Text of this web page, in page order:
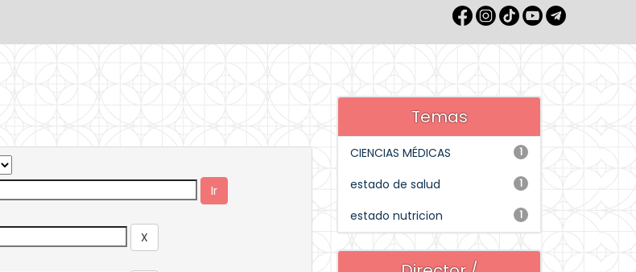
Temas
1
CIENCIAS MÉDICAS
1
estado de salud
1
estado nutricion